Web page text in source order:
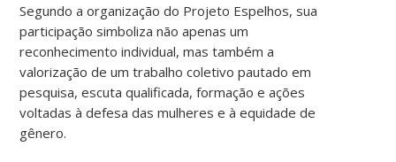
Segundo a organização do Projeto Espelhos, sua
participação simboliza não apenas um
reconhecimento individual, mas também a
valorização de um trabalho coletivo pautado em
pesquisa, escuta qualificada, formação e ações
voltadas à defesa das mulheres e à equidade de
gênero.